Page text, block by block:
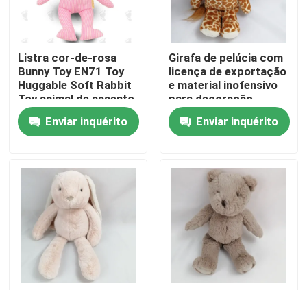
Controle da qualidade
Contacte-nos
Notícia
Peça umas citações
Brinquedo de Pelúcia
Boneca de pelúcia
Listra cor-de-rosa
Bunny Toy EN71 Toy
Huggable Soft Rabbit
Toy animal de assento
macio Loveable do
luxuoso do ODM do
OEM de OAINI
Enviar inquérito
Girafa de pelúcia com
licença de exportação
e material inofensivo
para decoração
doméstica
Enviar inquérito